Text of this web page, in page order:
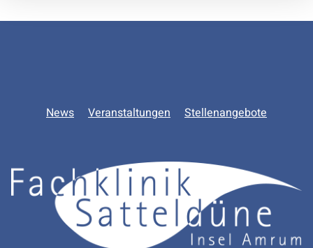
News Veranstaltungen Stellenangebote